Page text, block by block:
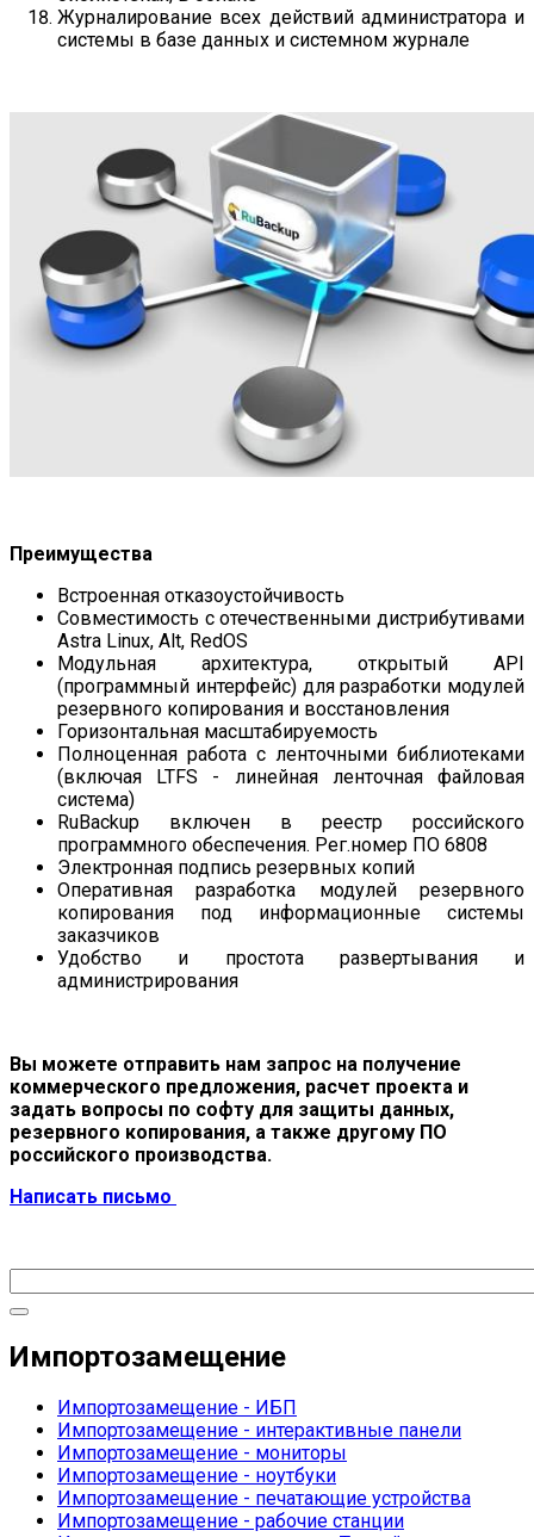
Журналирование всех действий администратора и
системы в базе данных и системном журнале
Преимущества
Встроенная отказоустойчивость
Совместимость с отечественными дистрибутивами
Astra Linux, Alt, RedOS
Модульная архитектура, открытый API
(программный интерфейс) для разработки модулей
резервного копирования и восстановления
Горизонтальная масштабируемость
Полноценная работа с ленточными библиотеками
(включая LTFS - линейная ленточная файловая
система)
RuBackup включен в реестр российского
программного обеспечения. Рег.номер ПО 6808
Электронная подпись резервных копий
Оперативная разработка модулей резервного
копирования под информационные системы
заказчиков
Удобство и простота развертывания и
администрирования
Вы можете отправить нам запрос на получение
коммерческого предложения, расчет проекта и
задать вопросы по софту для защиты данных,
резервного копирования, а также другому ПО
российского производства.
Написать письмо
Импортозамещение
Импортозамещение - ИБП
Импортозамещение - интерактивные панели
Импортозамещение - мониторы
Импортозамещение - ноутбуки
Импортозамещение - печатающие устройства
Импортозамещение - рабочие станции